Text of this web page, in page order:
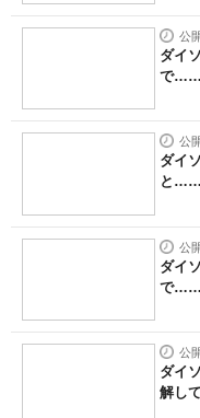
公
ダイ
で……
公
ダイ
と……
公
ダイ
で……
公
ダイ
解し